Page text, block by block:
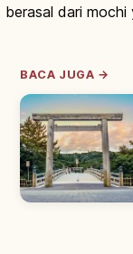
berasal dari
BACA JUGA →